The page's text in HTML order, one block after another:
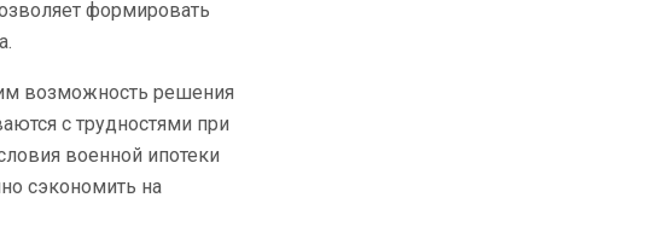
формировать
возможность решения
с трудностями при
военной ипотеки
сэкономить на